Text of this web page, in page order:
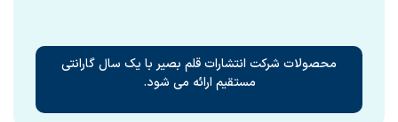
محصولات شرکت انتشارات قلم بصیر با یک سال گارانتی
مستقیم ارائه می شود.